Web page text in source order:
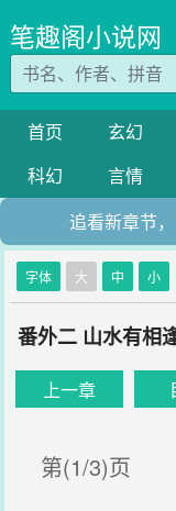
笔趣阁小说网
首页 玄幻
科幻
言情
追看新章节
字体 大 中 小
番外二 山水有相
上一章
第(1/3)页